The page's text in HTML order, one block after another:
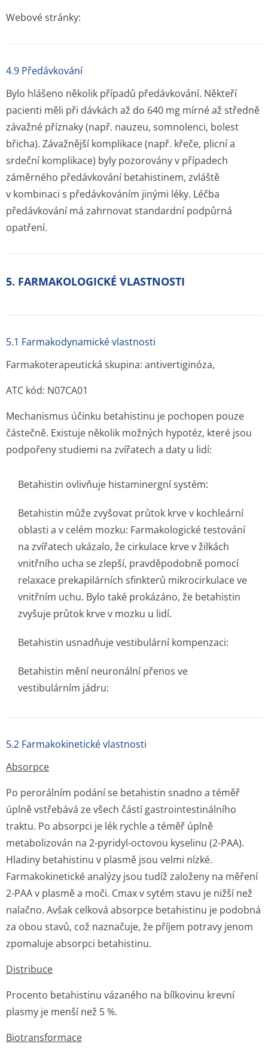
Webové stránky:
4.9 Předávkování
Bylo hlášeno několik případů předávkování. Někteří
pacienti měli při dávkách až do 640 mg mírné až středně
závažné příznaky (např. nauzeu, somnolenci, bolest
břicha). Závažnější komplikace (např. křeče, plicní a
srdeční komplikace) byly pozorovány v případech
záměrného předávkování betahistinem, zvláště
v kombinaci s předávkováním jinými léky. Léčba
předávkování má zahrnovat standardní podpůrná
opatření.
5. FARMAKOLOGICKÉ VLASTNOSTI
5.1 Farmakodynamické vlastnosti
Farmakoterapeutická skupina: antivertiginóza,
ATC kód: N07CA01
Mechanismus účinku betahistinu je pochopen pouze
částečně. Existuje několik možných hypotéz, které jsou
podpořeny studiemi na zvířatech a daty u lidí:
Betahistin ovlivňuje histaminergní systém:
Betahistin může zvyšovat průtok krve v kochleární
oblasti a v celém mozku: Farmakologické testování
na zvířatech ukázalo, že cirkulace krve v žilkách
vnitřního ucha se zlepší, pravděpodobně pomocí
relaxace prekapilárních sfinkterů mikrocirkulace ve
vnitřním uchu. Bylo také prokázáno, že betahistin
zvyšuje průtok krve v mozku u lidí.
Betahistin usnadňuje vestibulární kompenzaci:
Betahistin mění neuronální přenos ve
vestibulárním já­dru:
5.2 Farmakokinetické vlastnosti
Absorpce
Po perorálním podání se betahistin snadno a téměř
úplně vstřebává ze všech částí gastrointesti­nálního
traktu. Po absorpci je lék rychle a téměř úplně
metabolizován na 2-pyridyl-octovou kyselinu (2-PAA).
Hladiny betahistinu v plasmě jsou velmi nízké.
Farmakokinetické analýzy jsou tudíž založeny na měření
2-PAA v plasmě a moči. Cmax v sytém stavu je nižší než
nalačno. Avšak celková absorpce betahistinu je podobná
za obou stavů, což naznačuje, že příjem potravy jenom
zpomaluje absorpci betahistinu.
Distribuce
Procento betahistinu vázaného na bílkovinu krevní
plasmy je menší než 5 %.
Biotransformace